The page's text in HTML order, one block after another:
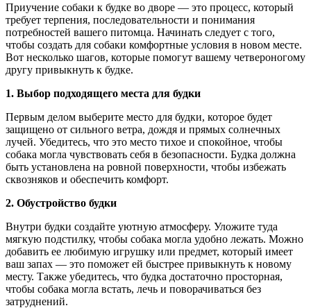
Приучение собаки к будке во дворе — это процесс, который
требует терпения, последовательности и понимания
потребностей вашего питомца. Начинать следует с того,
чтобы создать для собаки комфортные условия в новом месте.
Вот несколько шагов, которые помогут вашему четвероногому
другу привыкнуть к будке.
1. Выбор подходящего места для будки
Первым делом выберите место для будки, которое будет
защищено от сильного ветра, дождя и прямых солнечных
лучей. Убедитесь, что это место тихое и спокойное, чтобы
собака могла чувствовать себя в безопасности. Будка должна
быть установлена на ровной поверхности, чтобы избежать
сквозняков и обеспечить комфорт.
2. Обустройство будки
Внутри будки создайте уютную атмосферу. Уложите туда
мягкую подстилку, чтобы собака могла удобно лежать. Можно
добавить ее любимую игрушку или предмет, который имеет
ваш запах — это поможет ей быстрее привыкнуть к новому
месту. Также убедитесь, что будка достаточно просторная,
чтобы собака могла встать, лечь и поворачиваться без
затруднений.